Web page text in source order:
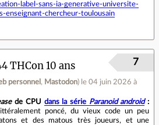
label-sans-ia-generative-universite-
enseignant-chercheur-toulousain
THCon 10 ans
personnel , Mastodon) le 04 juin 2026 à
7
de CPU dans la série Paranoid android:
poncé, du vieux code un peu
et des matous très joueurs, et une